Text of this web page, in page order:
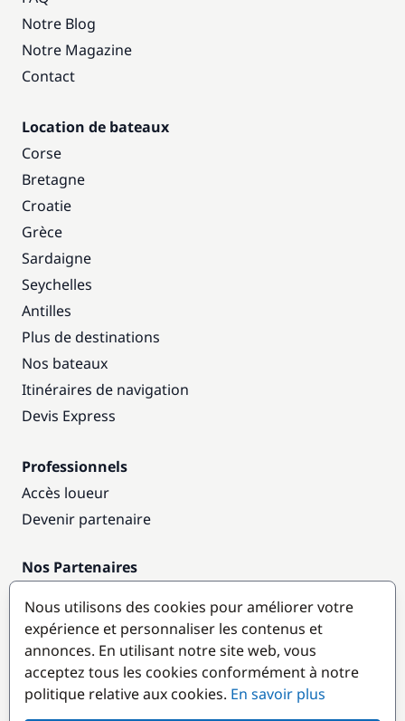
Notre Blog
Notre Magazine
Contact
Location de bateaux
Corse
Bretagne
Croatie
Grèce
Sardaigne
Seychelles
Antilles
Plus de destinations
Nos bateaux
Itinéraires de navigation
Devis Express
Professionnels
Accès loueur
Devenir partenaire
Nos Partenaires
Destinations populaires
Nous utilisons des cookies pour améliorer votre
expérience et personnaliser les contenus et
annonces. En utilisant notre site web, vous
acceptez tous les cookies conformément à notre
politique relative aux cookies. En savoir plus